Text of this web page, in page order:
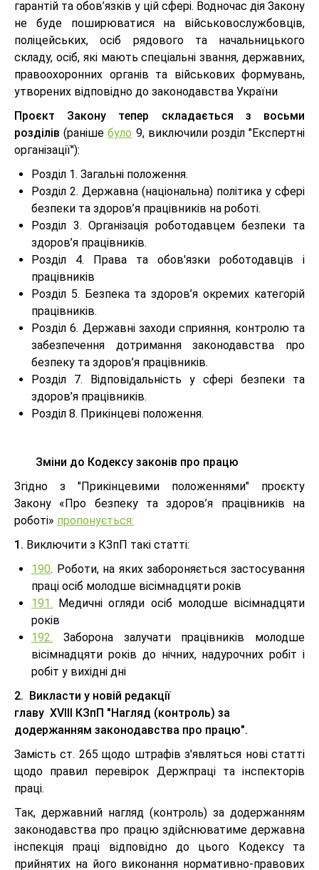
гарантій та обов’язків у цій сфері. Водночас дія Закону
не буде поширюватися на військовослужбовців,
поліцейських, осіб рядового та начальницького
складу, осіб, які мають спеціальні звання, державних,
правоохоронних органів та військових формувань,
утворених відповідно до законодавства України
Проєкт Закону тепер складається з восьми
розділів(ранішебуло 9, виключили розділ "Експертні
організації"):
Розділ 1. Загальні положення.
Розділ 2. Державна (національна) політика у сфері
безпеки та здоров’я працівників на роботі.
Розділ 3. Організація роботодавцем безпеки та
здоров’я працівників.
Розділ 4. Права та обов'язки роботодавців і
працівників
Розділ 5. Безпека та здоров’я окремих категорій
працівників.
Розділ 6. Державні заходи сприяння, контролю та
забезпечення дотримання законодавства про
безпеку та здоров’я працівників.
Розділ 7. Відповідальність у сфері безпеки та
здоров’я працівників.
Розділ 8. Прикінцеві положення.
Зміни до Кодексу законів про працю
Згідно з "Прикінцевими положеннями" проєкту
Закону «Про безпеку та здоров’я працівників на
роботі» пропонується:
1. Виключити з КЗпП такі статті:
190. Роботи, на яких забороняється застосування
праці осіб молодше вісімнадцяти років
191. Медичні огляди осіб молодше вісімнадцяти
років
192. Заборона залучати працівників молодше
вісімнадцяти років до нічних, надурочних робіт і
робіт у вихідні дні
2. Викласти у новій редакції
главу XVIII КЗпП "Нагляд (контроль) за
додержанням законодавства про працю".
Замість ст. 265 щодо штрафів з'являться нові статті
щодо правил перевірок Держпраці та інспекторів
праці.
Так, державний нагляд (контроль) за додержанням
законодавства про працю здійснюватиме державна
інспекція праці відповідно до цього Кодексу та
прийнятих на його виконання нормативно-правових